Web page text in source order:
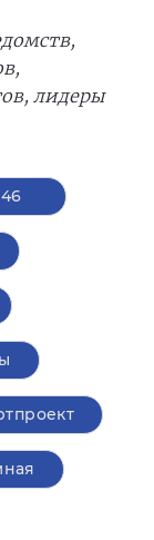
лидеры